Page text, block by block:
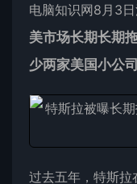
电脑知识网8月3日
美市场长期长期
少两家美国小公司
过去五年，特斯